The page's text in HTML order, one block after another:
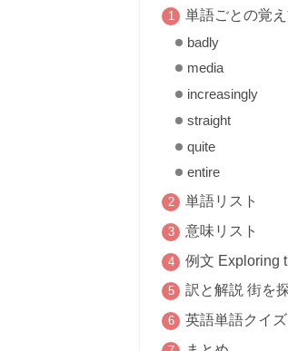
単語ごとの覚
badly
media
increasingly
straight
quite
entire
単語リスト
意味リスト
例文 Exploring
訳と解説 街を
英語単語クイズ